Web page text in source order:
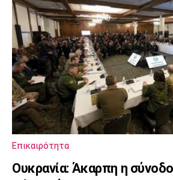
Επικαιρότητα
Ουκρανία: Άκαρπη η